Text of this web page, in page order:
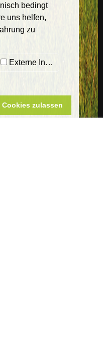
bedingt
uns helfen,
zu
Externe Inhalte
Cookies zulassen